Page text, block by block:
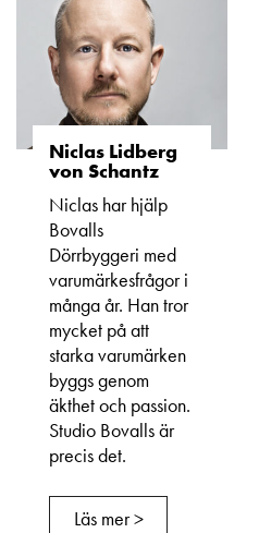
Niclas Lidberg
von Schantz
Niclas har hjälp
Bovalls
Dörrbyggeri med
varumärkesfrågor i
många år. Han tror
mycket på att
starka varumärken
byggs genom
äkthet och passion.
Studio Bovalls är
precis det.
Läs mer >